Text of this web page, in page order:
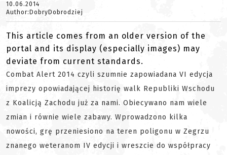
10.06.2014
Author:DobryDobrodziej
This article comes from an older version of the
portal and its display (especially images) may
deviate from current standards.
Combat Alert 2014 czyli szumnie zapowiadana VI edycja
imprezy opowiadającej historię walk Republiki Wschodu
z Koalicją Zachodu już za nami. Obiecywano nam wiele
zmian i równie wiele zabawy. Wprowadzono kilka
nowości, grę przeniesiono na teren poligonu w Zegrzu
znanego weteranom IV edycji i wreszcie do współpracy